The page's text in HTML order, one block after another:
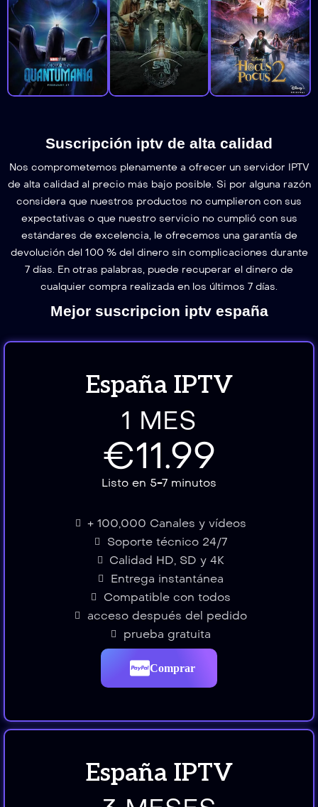
Suscripción iptv de alta calidad
Nos comprometemos plenamente a ofrecer un servidor IPTV
de alta calidad al precio más bajo posible. Si por alguna razón
considera que nuestros productos no cumplieron con sus
expectativas o que nuestro servicio no cumplió con sus
estándares de excelencia, le ofrecemos una garantía de
devolución del 100 % del dinero sin complicaciones durante
7 días. En otras palabras, puede recuperar el dinero de
cualquier compra realizada en los últimos 7 días.
Mejor suscripcion iptv españa
España IPTV
1 MES
€11.99
Listo en 5-7 minutos
+ 100,000 Canales y vídeos
Soporte técnico 24/7
Calidad HD, SD y 4K
Entrega instantánea
Compatible con todos
acceso después del pedido
prueba gratuita
Comprar
España IPTV